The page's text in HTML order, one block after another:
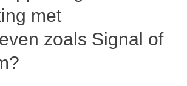
met
zoals Signal of